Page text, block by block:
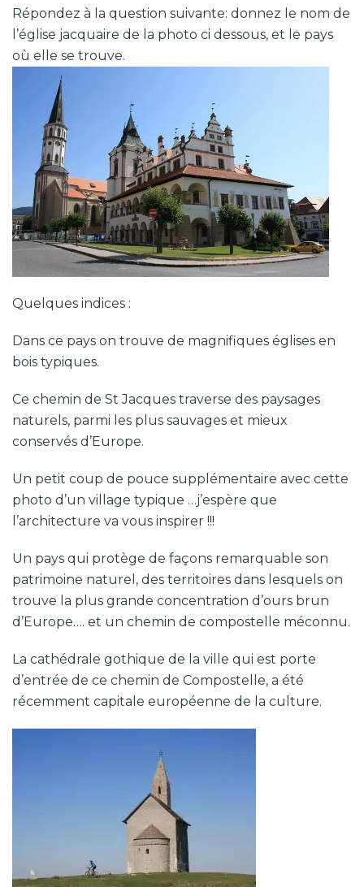
Répondez à la question suivante: donnez le nom de
l’église jacquaire de la photo ci dessous, et le pays
où elle se trouve.
Quelques indices :
Dans ce pays on trouve de magnifiques églises en
bois typiques.
Ce chemin de St Jacques traverse des paysages
naturels, parmi les plus sauvages et mieux
conservés d’Europe.
Un petit coup de pouce supplémentaire avec cette
photo d’un village typique …j’espère que
l’architecture va vous inspirer !!!
Un pays qui protège de façons remarquable son
patrimoine naturel, des territoires dans lesquels on
trouve la plus grande concentration d’ours brun
d’Europe…. et un chemin de compostelle méconnu.
La cathédrale gothique de la ville qui est porte
d’entrée de ce chemin de Compostelle, a été
récemment capitale européenne de la culture.